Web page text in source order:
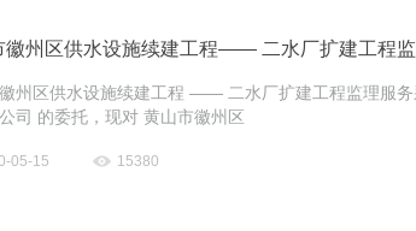
徽州区供水设施续建工程—— 二水厂扩建工程
州区供水设施续建工程 —— 二水厂扩建工程监理服
司 的委托，现对 黄山市徽州区
05-15 15380